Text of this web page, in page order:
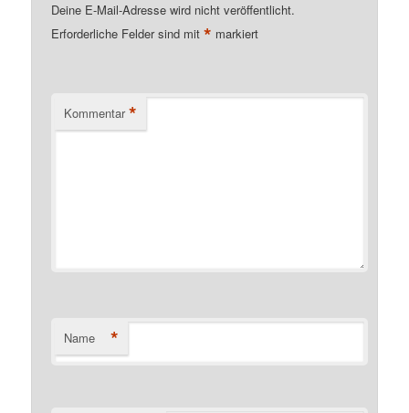
Deine E-Mail-Adresse wird nicht veröffentlicht.
Erforderliche Felder sind mit* markiert
Kommentar *
Name *